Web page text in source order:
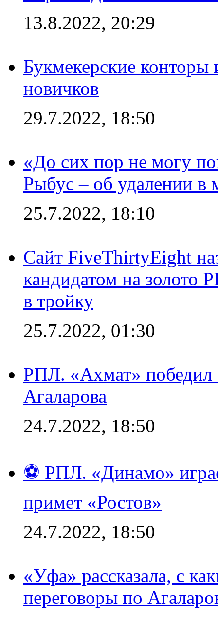
13.8.2022, 20:29
Букмекерские конторы
новичков
29.7.2022, 18:50
«До сих пор не могу
Рыбус – об удалении в
25.7.2022, 18:10
Сайт FiveThirtyEight
кандидатом на
в тройку
25.7.2022, 01:30
РПЛ. «Ахмат» победил
Агаларова
24.7.2022, 18:50
⚽ РПЛ. «Динамо»
примет «Ростов»
24.7.2022, 18:50
«Уфа» рассказала, с
переговоры по